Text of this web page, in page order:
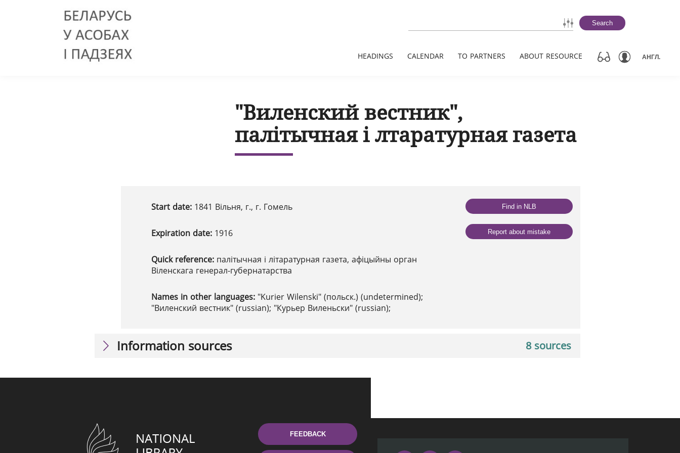
Search
HEADINGS CALENDAR TO PARTNERS ABOUT RESOURCE АНГЛ.
"Виленский вестник",
палітычная і лтаратурная газета
Start date: 1841 Вільня, г., г. Гомель
Expiration date: 1916
Quick reference: палітычная і літаратурная газета, афіцыйны орган
Віленскага генерал-губернатарства
Names in other languages: "Kurier Wilenski" (польск.) (undetermined);
"Виленский вестник" (russian); "Курьер Виленьски" (russian);
Find in NLB
Report about mistake
8 sources
Information sources
FEEDBACK